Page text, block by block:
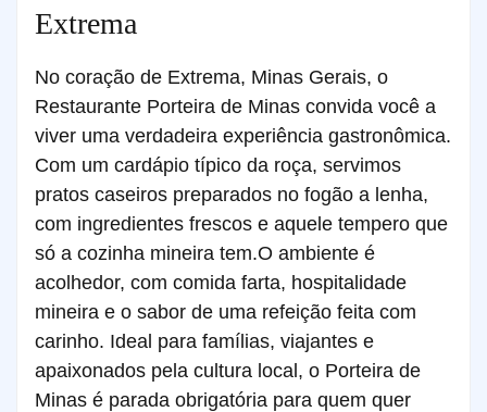
Extrema
No coração de Extrema, Minas Gerais, o
Restaurante Porteira de Minas convida você a
viver uma verdadeira experiência gastronômica.
Com um cardápio típico da roça, servimos
pratos caseiros preparados no fogão a lenha,
com ingredientes frescos e aquele tempero que
só a cozinha mineira tem.O ambiente é
acolhedor, com comida farta, hospitalidade
mineira e o sabor de uma refeição feita com
carinho. Ideal para famílias, viajantes e
apaixonados pela cultura local, o Porteira de
Minas é parada obrigatória para quem quer